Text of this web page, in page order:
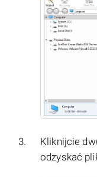
Kliknijcie
odzyskać